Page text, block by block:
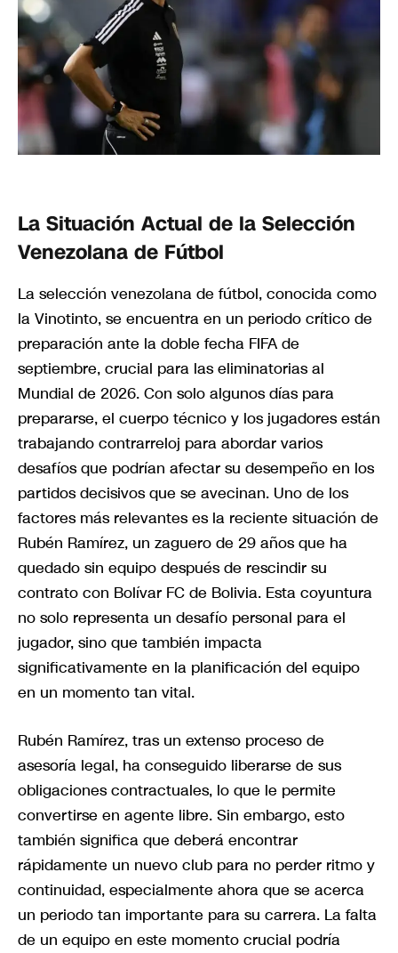
La Situación Actual de la Selección
Venezolana de Fútbol
La selección venezolana de fútbol, conocida como
la Vinotinto, se encuentra en un periodo crítico de
preparación ante la doble fecha FIFA de
septiembre, crucial para las eliminatorias al
Mundial de 2026. Con solo algunos días para
prepararse, el cuerpo técnico y los jugadores están
trabajando contrarreloj para abordar varios
desafíos que podrían afectar su desempeño en los
partidos decisivos que se avecinan. Uno de los
factores más relevantes es la reciente situación de
Rubén Ramírez, un zaguero de 29 años que ha
quedado sin equipo después de rescindir su
contrato con Bolívar FC de Bolivia. Esta coyuntura
no solo representa un desafío personal para el
jugador, sino que también impacta
significativamente en la planificación del equipo
en un momento tan vital.
Rubén Ramírez, tras un extenso proceso de
asesoría legal, ha conseguido liberarse de sus
obligaciones contractuales, lo que le permite
convertirse en agente libre. Sin embargo, esto
también significa que deberá encontrar
rápidamente un nuevo club para no perder ritmo y
continuidad, especialmente ahora que se acerca
un periodo tan importante para su carrera. La falta
de un equipo en este momento crucial podría